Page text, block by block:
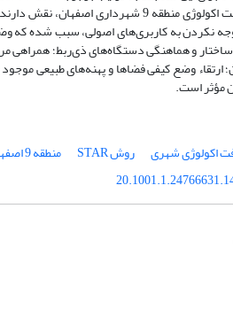
مدیریت بافت اکولوژی منطقه 9
نکردن به کاربری‌های اصولی، سبب شده که
ساختار و هماهنگی دستگاه‌های ذی‌ربط؛ همراهی
مؤثر است.
اکولوژی شهری روش STAR
منطقه 9 اصفهان